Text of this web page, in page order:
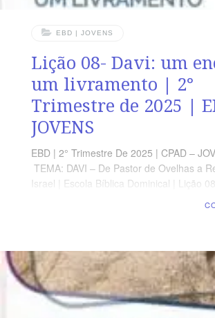
EBD | JOVENS
Lição 08- Davi: um
um livramento | 2°
Trimestre de 2025 |
JOVENS
EBD | 2° Trimestre De 2025 | CPAD –
TEMA: DAVI – De Pastor de Ovelhas a
Israel | Escola Bíblica Dominical | Lição
Abigail. Mesmo diante de um marido tolo,
virtuosa e foi usada por Deus na
LEITURA SEMANAL SEGUNDA – Ec 4.5
própria vidaTERÇA –